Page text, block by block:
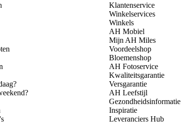
Klantenservice
Winkelservices
Winkels
AH Mobiel
Mijn AH Miles
Voordeelshop
Bloemenshop
AH Fotoservice
Kwaliteitsgarantie
Versgarantie
AH Leefstijl
Gezondheidsinformatie
Inspiratie
Leveranciers Hub